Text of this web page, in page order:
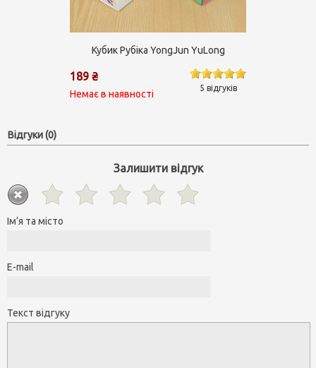
Кубик Рубіка YongJun YuLong
189 ₴
Немає в наявності
5 відгуків
Відгуки (0)
Залишити відгук
Ім’я та місто
E-mail
Текст відгуку